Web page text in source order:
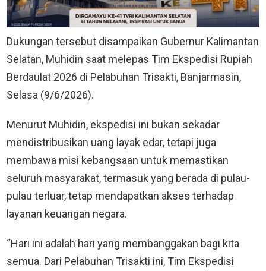
Dukungan tersebut disampaikan Gubernur Kalimantan
Selatan, Muhidin saat melepas Tim Ekspedisi Rupiah
Berdaulat 2026 di Pelabuhan Trisakti, Banjarmasin,
Selasa (9/6/2026).
Menurut Muhidin, ekspedisi ini bukan sekadar
mendistribusikan uang layak edar, tetapi juga
membawa misi kebangsaan untuk memastikan
seluruh masyarakat, termasuk yang berada di pulau-
pulau terluar, tetap mendapatkan akses terhadap
layanan keuangan negara.
“Hari ini adalah hari yang membanggakan bagi kita
semua. Dari Pelabuhan Trisakti ini, Tim Ekspedisi